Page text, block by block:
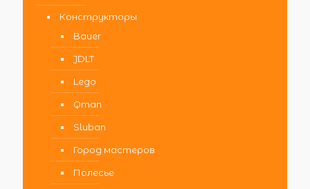
Конструкторы
Bauer
JDLT
Lego
Qman
Sluban
Город мастеров
Полесье